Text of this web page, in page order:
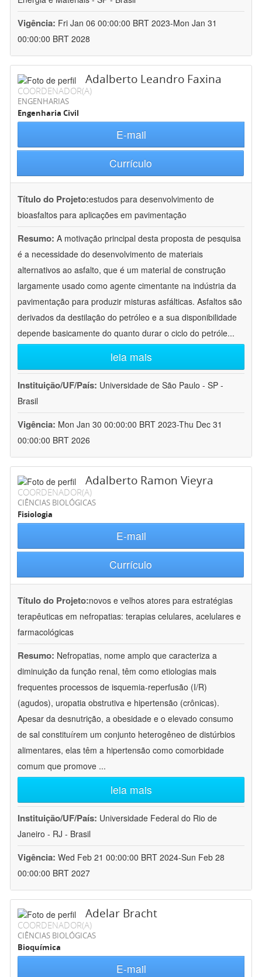
Vigência: Fri Jan 06 00:00:00 BRT 2023-Mon Jan 31
00:00:00 BRT 2028
Adalberto Leandro Faxina
COORDENADOR(A)
ENGENHARIAS
Engenharia Civil
E-mail
Currículo
Título do Projeto:estudos para desenvolvimento de
bioasfaltos para aplicações em pavimentação
Resumo: A motivação principal desta proposta de pesquisa
é a necessidade do desenvolvimento de materiais
alternativos ao asfalto, que é um material de construção
largamente usado como agente cimentante na indústria da
pavimentação para produzir misturas asfálticas. Asfaltos são
derivados da destilação do petróleo e a sua disponibilidade
depende basicamente do quanto durar o ciclo do petróle...
leia mais
Instituição/UF/País: Universidade de São Paulo - SP -
Brasil
Vigência: Mon Jan 30 00:00:00 BRT 2023-Thu Dec 31
00:00:00 BRT 2026
Adalberto Ramon Vieyra
COORDENADOR(A)
CIÊNCIAS BIOLÓGICAS
Fisiologia
E-mail
Currículo
Título do Projeto:novos e velhos atores para estratégias
terapêuticas em nefropatias: terapias celulares, acelulares e
farmacológicas
Resumo: Nefropatias, nome amplo que caracteriza a
diminuição da função renal, têm como etiologias mais
frequentes processos de isquemia-reperfusão (I/R)
(agudos), uropatia obstrutiva e hipertensão (crônicas).
Apesar da desnutrição, a obesidade e o elevado consumo
de sal constituírem um conjunto heterogêneo de distúrbios
alimentares, elas têm a hipertensão como comorbidade
comum que promove ...
leia mais
Instituição/UF/País: Universidade Federal do Rio de
Janeiro - RJ - Brasil
Vigência: Wed Feb 21 00:00:00 BRT 2024-Sun Feb 28
00:00:00 BRT 2027
Adelar Bracht
COORDENADOR(A)
CIÊNCIAS BIOLÓGICAS
Bioquímica
E-mail